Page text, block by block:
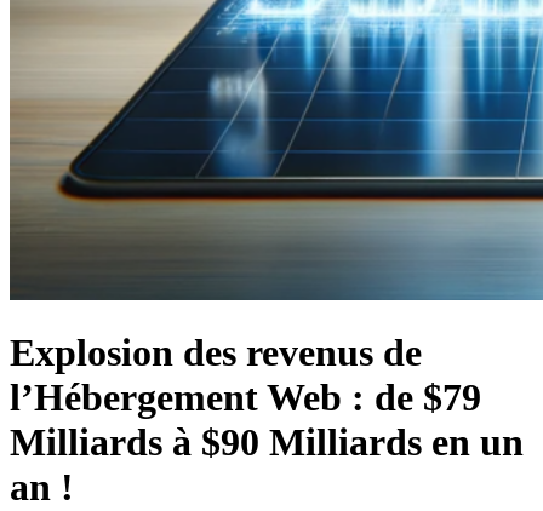
Explosion des revenus de
l’Hébergement Web : de $79
Milliards à $90 Milliards en un
an !